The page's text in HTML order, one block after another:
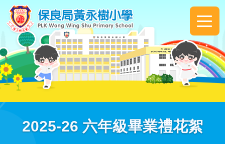
移至主內容
Main
navigation
2025-26 六年級畢業禮花絮